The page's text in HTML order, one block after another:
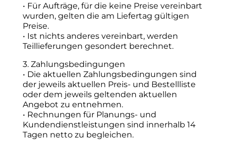
• Für Aufträge, für die keine Preise vereinbart
wurden, gelten die am Liefertag gültigen
Preise.
• Ist nichts anderes vereinbart, werden
Teillieferungen gesondert berechnet.
3. Zahlungsbedingungen
• Die aktuellen Zahlungsbedingungen sind
der jeweils aktuellen Preis- und Bestellliste
oder dem jeweils geltenden aktuellen
Angebot zu entnehmen.
• Rechnungen für Planungs- und
Kundendienstleistungen sind innerhalb 14
Tagen netto zu begleichen.